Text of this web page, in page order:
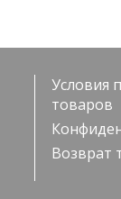
Условия
товаров
Возврат